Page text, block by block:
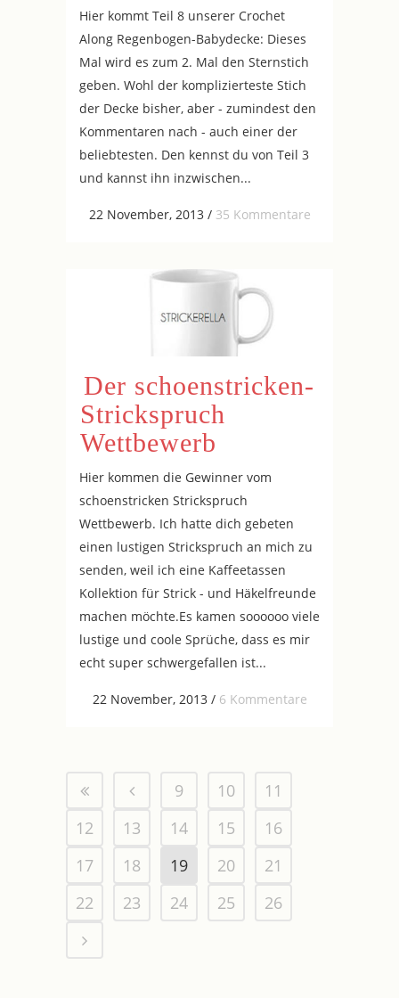
Hier kommt Teil 8 unserer Crochet
Along Regenbogen-Babydecke: Dieses
Mal wird es zum 2. Mal den Sternstich
geben. Wohl der komplizierteste Stich
der Decke bisher, aber - zumindest den
Kommentaren nach - auch einer der
beliebtesten. Den kennst du von Teil 3
und kannst ihn inzwischen...
22 November, 2013/ 35 Kommentare
Der schoenstricken-
Strickspruch
Wettbewerb
Hier kommen die Gewinner vom
schoenstricken Strickspruch
Wettbewerb. Ich hatte dich gebeten
einen lustigen Strickspruch an mich zu
senden, weil ich eine Kaffeetassen
Kollektion für Strick - und Häkelfreunde
machen möchte.Es kamen soooooo viele
lustige und coole Sprüche, dass es mir
echt super schwergefallen ist...
22 November, 2013/ 6 Kommentare
9 10
11
12
13 14 15
16
17
18 19 20
21
22
23 24 25 26